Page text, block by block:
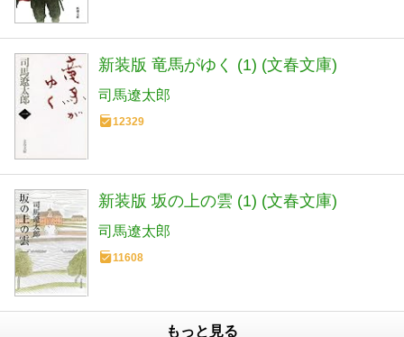
新装版 竜馬がゆく (1) (文春文庫)
司馬遼太郎
12329
新装版 坂の上の雲 (1) (文春文庫)
司馬遼太郎
11608
もっと見る